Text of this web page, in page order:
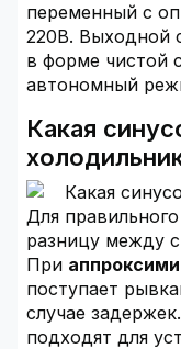
переменный с
220В. Выходной
в форме чистой
автономный
Какая
Для
разницу между
При
поступает
случае
подходят для